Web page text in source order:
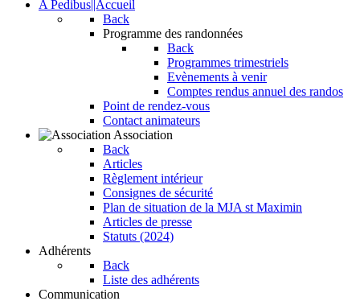
A Pedibus||Accueil
Back
Programme des randonnées
Back
Programmes trimestriels
Evènements à venir
Comptes rendus annuel des randos
Point de rendez-vous
Contact animateurs
Association
Back
Articles
Règlement intérieur
Consignes de sécurité
Plan de situation de la MJA st Maximin
Articles de presse
Statuts (2024)
Adhérents
Back
Liste des adhérents
Communication